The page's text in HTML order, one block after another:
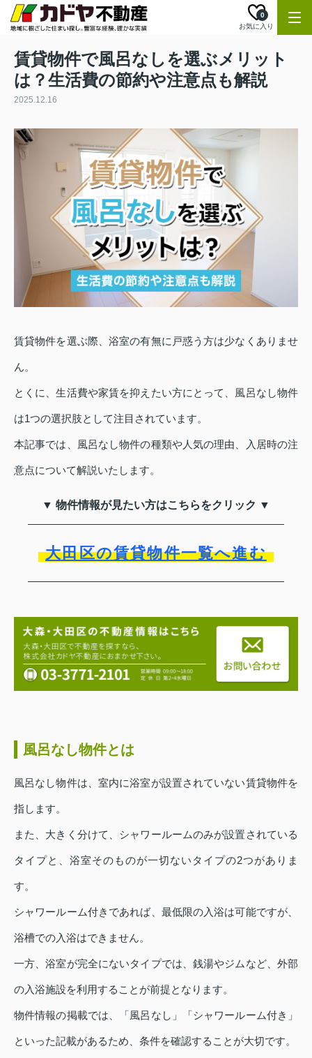
お気に入り
0
賃貸物件で風呂なしを選ぶメリット
は？生活費の節約や注意点も解説
2025.12.16
賃貸物件を選ぶ際、浴室の有無に戸惑う方は少なくありませ
ん。
とくに、生活費や家賃を抑えたい方にとって、風呂なし物件
は1つの選択肢として注目されています。
本記事では、風呂なし物件の種類や人気の理由、入居時の注
意点について解説いたします。
▼ 物件情報が見たい方はこちらをクリック ▼
大田区の賃貸物件一覧へ進む
風呂なし物件とは
風呂なし物件は、室内に浴室が設置されていない賃貸物件を
指します。
また、大きく分けて、シャワールームのみが設置されている
タイプと、浴室そのものが一切ないタイプの2つがありま
す。
シャワールーム付きであれば、最低限の入浴は可能ですが、
浴槽での入浴はできません。
一方、浴室が完全にないタイプでは、銭湯やジムなど、外部
の入浴施設を利用することが前提となります。
物件情報の掲載では、「風呂なし」「シャワールーム付き」
といった記載があるため、条件を確認することが大切です。